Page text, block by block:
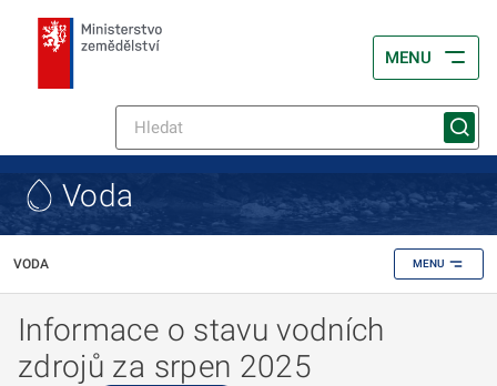
MENU
Voda
VODA MENU
Informace o stavu vodních
zdrojů za srpen 2025